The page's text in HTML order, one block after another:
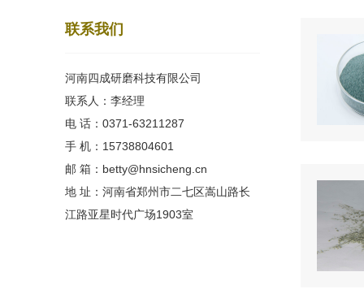
联系我们
河南四成研磨科技有限公司
联系人：李经理
电 话：0371-63211287
手 机：15738804601
邮 箱：betty@hnsicheng.cn
地 址：河南省郑州市二七区嵩山路长
江路亚星时代广场1903室